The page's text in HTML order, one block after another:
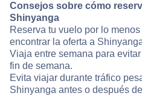
Consejos sobre cómo
Shinyanga
Reserva tu vuelo por lo
encontrar la oferta a
Viaja entre semana para
fin de semana.
Evita viajar durante tráfico
Shinyanga antes o después